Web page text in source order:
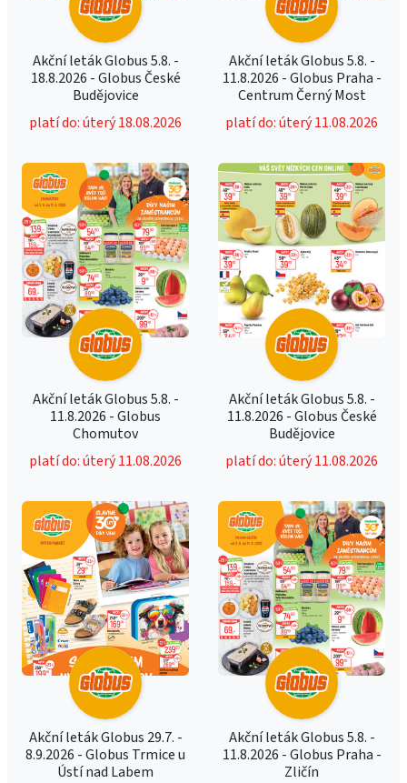
Akční leták Globus 5.8. -
18.8.2026 - Globus České
Budějovice
platí do: úterý 18.08.2026
Akční leták Globus 5.8. -
11.8.2026 - Globus Praha -
Centrum Černý Most
platí do: úterý 11.08.2026
Akční leták Globus 5.8. -
11.8.2026 - Globus
Chomutov
platí do: úterý 11.08.2026
Akční leták Globus 5.8. -
11.8.2026 - Globus České
Budějovice
platí do: úterý 11.08.2026
Akční leták Globus 29.7. -
8.9.2026 - Globus Trmice u
Ústí nad Labem
Akční leták Globus 5.8. -
11.8.2026 - Globus Praha -
Zličín